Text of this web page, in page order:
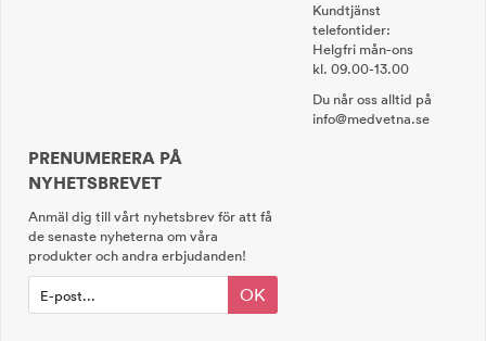
Kundtjänst
telefontider:
Helgfri mån-ons
kl. 09.00-13.00
Du når oss alltid på
info@medvetna.se
PRENUMERERA PÅ
NYHETSBREVET
Anmäl dig till vårt nyhetsbrev för att få
de senaste nyheterna om våra
produkter och andra erbjudanden!
OK